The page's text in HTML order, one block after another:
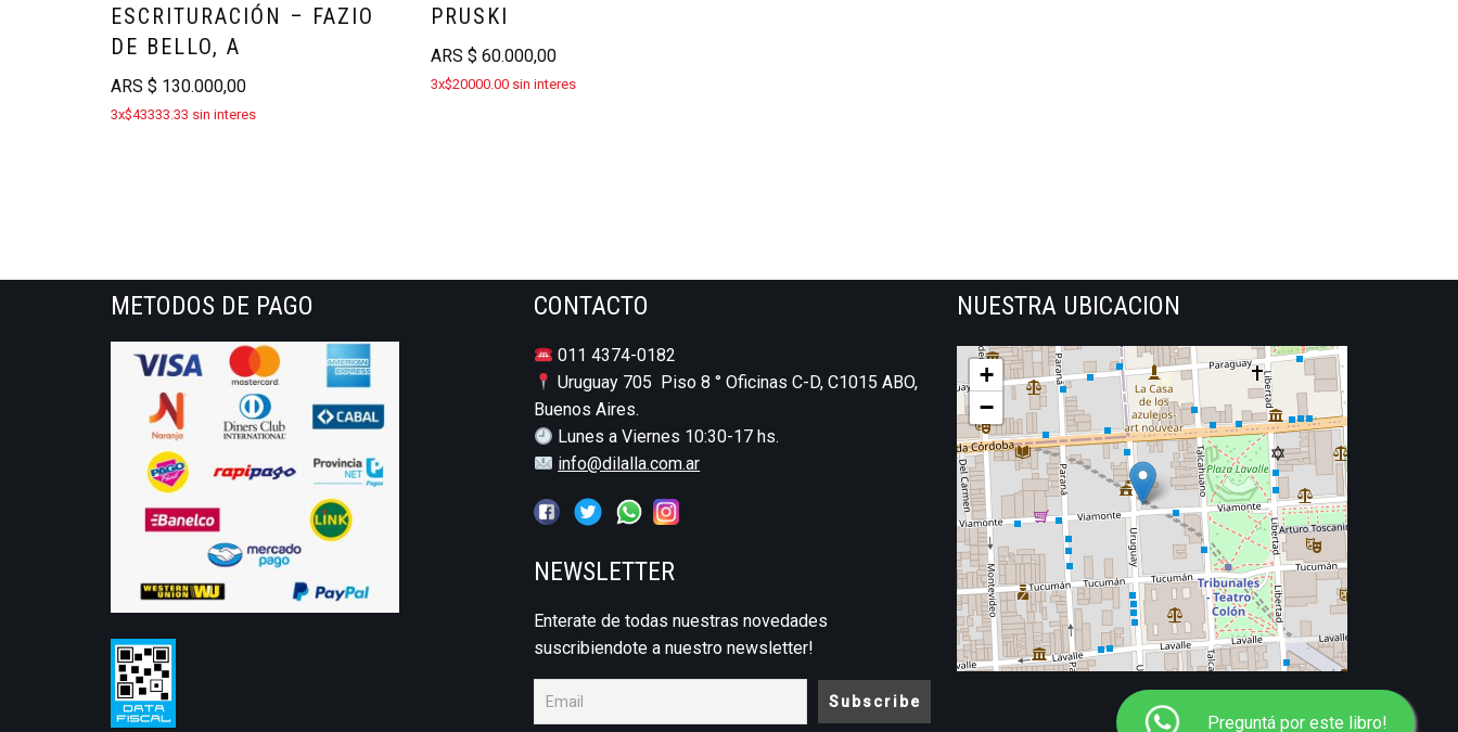
ESCRITURACIÓN – FAZIO
DE BELLO, A
ARS $ 130.000,00
3x$43333.33 sin interes
PRUSKI
ARS $ 60.000,00
3x$20000.00 sin interes
Preguntá por este libro!
METODOS DE PAGO CONTACTO
011 4374-0182
Uruguay 705 Piso 8 ° Oficinas C-D, C1015 ABO,
Buenos Aires.
Lunes a Viernes 10:30-17 hs.
info@dilalla.com.ar
NEWSLETTER
Enterate de todas nuestras novedades
suscribiendote a nuestro newsletter!
NUESTRA UBICACION
+
−